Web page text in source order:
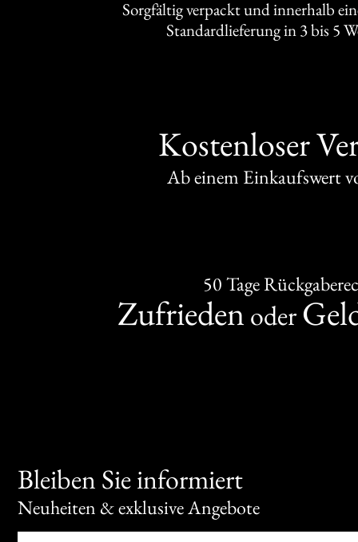
Sorgfältig verpackt und innerhalb
Standardlieferung in 3 bis 5
Kostenloser
Ab einem Einkaufswert
50 Tage
Zufrieden oder
Bleiben Sie informiert
Neuheiten & exklusive Angebote